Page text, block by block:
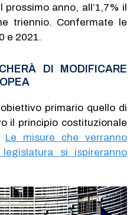
anno, all’1,7% il
triennio. Confermate le
e 2021.
DI MODIFICARE
primario quello di
il principio costituzionale
Le misure che verranno
si ispireranno